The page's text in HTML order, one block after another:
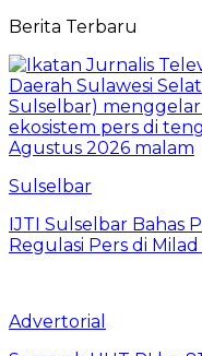
Berita Terbaru
Sulselbar
IJTI Sulselbar Bahas
Regulasi Pers di
Advertorial